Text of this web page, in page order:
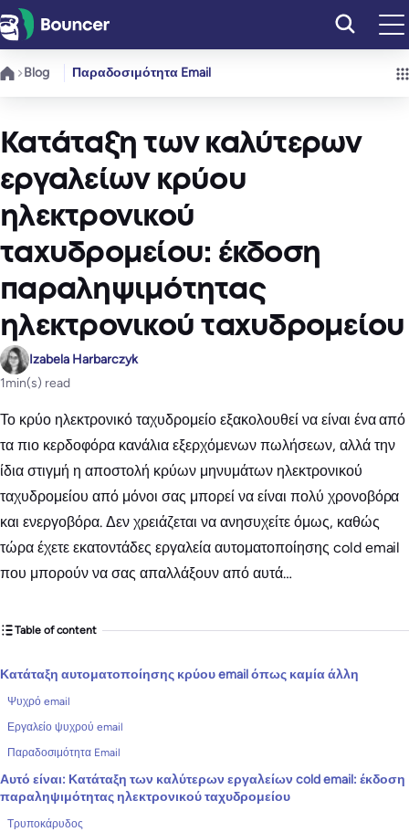
Μετάβαση
στο
περιεχόμενο
Blog Παραδοσιμότητα Email
Κατάταξη των καλύτερων
εργαλείων κρύου
ηλεκτρονικού
ταχυδρομείου: έκδοση
παραληψιμότητας
ηλεκτρονικού ταχυδρομείου
Izabela Harbarczyk
1min(s) read
Το κρύο ηλεκτρονικό ταχυδρομείο εξακολουθεί να είναι ένα από
τα πιο κερδοφόρα κανάλια εξερχόμενων πωλήσεων, αλλά την
ίδια στιγμή η αποστολή κρύων μηνυμάτων ηλεκτρονικού
ταχυδρομείου από μόνοι σας μπορεί να είναι πολύ χρονοβόρα
και ενεργοβόρα. Δεν χρειάζεται να ανησυχείτε όμως, καθώς
τώρα έχετε εκατοντάδες εργαλεία αυτοματοποίησης cold email
που μπορούν να σας απαλλάξουν από αυτά…
Table of content
Κατάταξη αυτοματοποίησης κρύου email όπως καμία άλλη
Ψυχρό email
Εργαλείο ψυχρού email
Παραδοσιμότητα Email
Αυτό είναι: Κατάταξη των καλύτερων εργαλείων cold email: έκδοση
παραληψιμότητας ηλεκτρονικού ταχυδρομείου
Τρυποκάρυδος